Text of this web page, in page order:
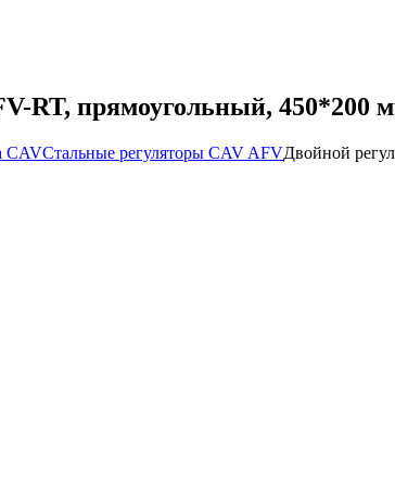
RT, прямоугольный, 450*200
CAVСтальные регуляторы CAV AFVДвойной